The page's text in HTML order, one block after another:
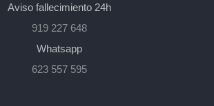
Aviso fallecimiento 24h
919 227 648
Whatsapp
623 557 595